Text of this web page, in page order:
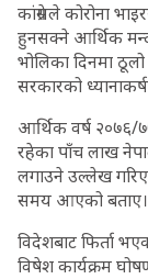
कांग्रेसले कोरोना
हुनसक्ने आर्थिक
भोलिका दिनमा
सरकारको
आर्थिक वर्ष २०७६/
रहेका पाँच लाख
लगाउने उल्लेख
समय आएको बताए।
विदेशबाट फिर्ता
विषेश कार्यक्रम